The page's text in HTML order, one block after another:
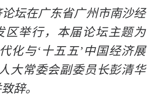
坛在广东省广州市南沙经
区举行，本届论坛主题为
化与‘十五五’中国经济展
大常委会副委员长彭清华
辞。